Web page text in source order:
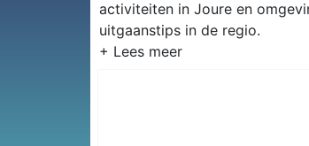
activiteiten in Joure en
uitgaanstips in de regio.
Van markten en culturele